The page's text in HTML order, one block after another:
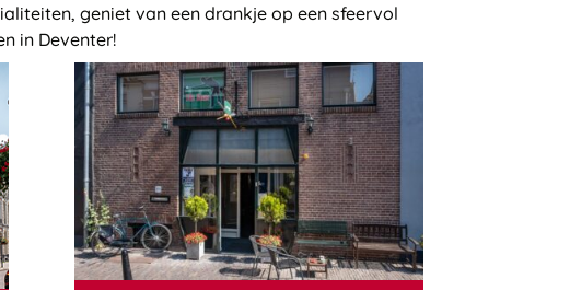
geniet van een drankje op een sfeervol
in Deventer!